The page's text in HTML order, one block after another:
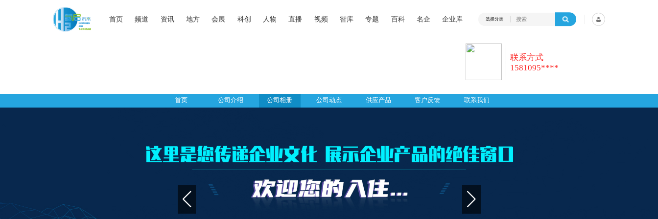
首页 频道 资讯 地方 会展 科创 人物 直播 视频 智库 专题 百科 名企 企业库 选择分类
联系方式
1581095****
首页 公司介绍 公司相册 公司动态 供应产品 客户反馈 联系我们